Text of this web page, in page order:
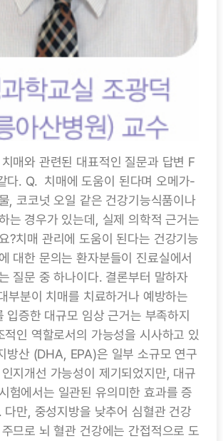
매와 관련된 대표적인 질문과 답변 F
다. Q. 치매에 도움이 된다며 오메가-
, 코코넛 오일 같은 건강기능식품이나
는 경우가 있는데, 실제 의학적 근거는
?치매 관리에 도움이 된다는 건강기능
대한 문의는 환자분들이 진료실에서
질문 중 하나이다. 결론부터 말하자
부분이 치매를 치료하거나 예방하는
입증한 대규모 임상 근거는 부족하지
적인 역할로서의 가능성을 시사하고 있
방산 (DHA, EPA)은 일부 소규모 연구
지개선 가능성이 제기되었지만, 대규
험에서는 일관된 유의미한 효과를 증
다만, 중성지방을 낮추어 심혈관 건강
므로 뇌 혈관 건강에는 간접적으로 도